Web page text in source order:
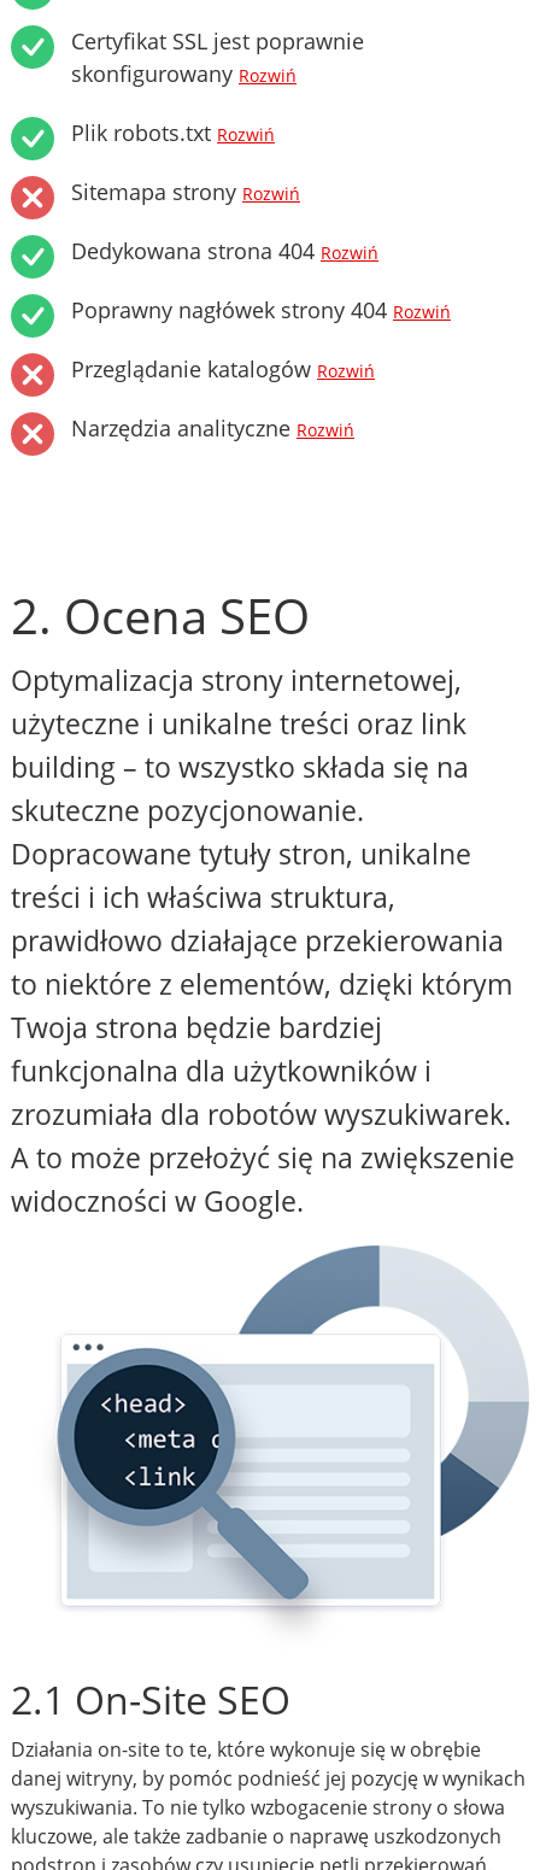
Certyfikat SSL jest poprawnie
skonfigurowany Rozwiń
Plik robots.txt Rozwiń
Sitemapa strony Rozwiń
Dedykowana strona 404 Rozwiń
Poprawny nagłówek strony 404 Rozwiń
Przeglądanie katalogów Rozwiń
Narzędzia analityczne Rozwiń
2. Ocena SEO
Optymalizacja strony internetowej,
użyteczne i unikalne treści oraz link
building – to wszystko składa się na
skuteczne pozycjonowanie.
Dopracowane tytuły stron, unikalne
treści i ich właściwa struktura,
prawidłowo działające przekierowania
to niektóre z elementów, dzięki którym
Twoja strona będzie bardziej
funkcjonalna dla użytkowników i
zrozumiała dla robotów wyszukiwarek.
A to może przełożyć się na zwiększenie
widoczności w Google.
2.1 On-Site SEO
Działania on-site to te, które wykonuje się w obrębie
danej witryny, by pomóc podnieść jej pozycję w wynikach
wyszukiwania. To nie tylko wzbogacenie strony o słowa
kluczowe, ale także zadbanie o naprawę uszkodzonych
podstron i zasobów czy usunięcie pętli przekierowań.